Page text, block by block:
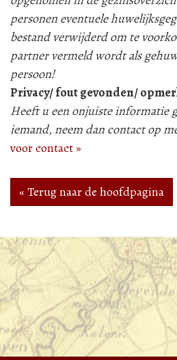
personen eventuele
bestand verwijderd om te
partner vermeld wordt als
persoon!
Privacy/ fout gevonden/
Heeft u een onjuiste informatie
iemand, neem dan contact op
voor contact »
« Terug naar de hoofdpagina